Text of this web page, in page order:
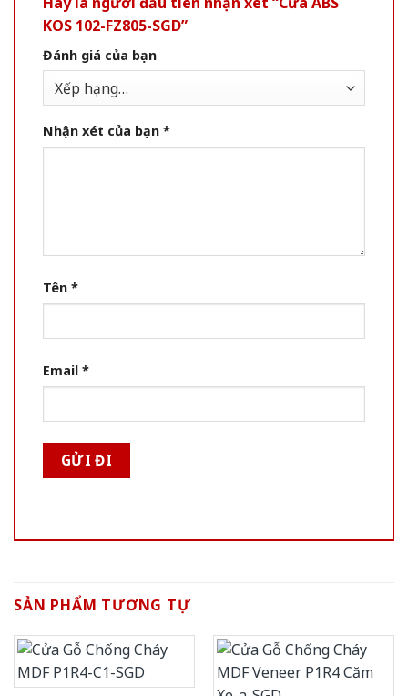
KOS 102-FZ805-SGD”
Đánh giá của bạn
Nhận xét của bạn *
Tên *
Email *
SẢN PHẨM TƯƠNG TỰ